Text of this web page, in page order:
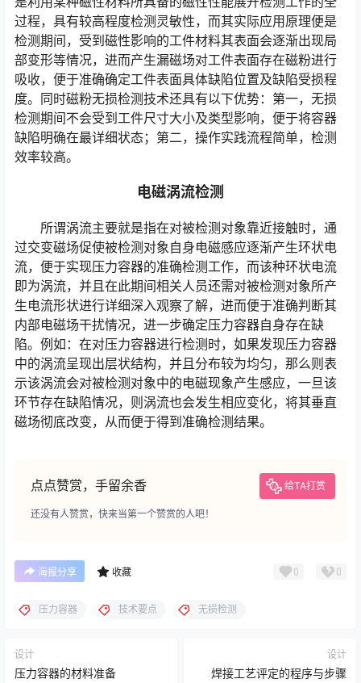
过程，具有较高程度检测灵敏性，而其实际应用原理便是
检测期间，受到磁性影响的工件材料其表面会逐渐出现局
部变形等情况，进而产生漏磁场对工件表面存在磁粉进行
吸收，便于准确确定工件表面具体缺陷位置及缺陷受损程
度。同时磁粉无损检测技术还具有以下优势：第一，无损
检测期间不会受到工件尺寸大小及类型影响，便于将容器
缺陷明确在最详细状态；第二，操作实践流程简单，检测
效率较高。
电磁涡流检测
所谓涡流主要就是指在对被检测对象靠近接触时，通
过交变磁场促使被检测对象自身电磁感应逐渐产生环状电
流，便于实现压力容器的准确检测工作，而该种环状电流
即为涡流，并且在此期间相关人员还需对被检测对象所产
生电流形状进行详细深入观察了解，进而便于准确判断其
内部电磁场干扰情况，进一步确定压力容器自身存在缺
陷。例如：在对压力容器进行检测时，如果发现压力容器
中的涡流呈现出层状结构，并且分布较为均匀，那么则表
示该涡流会对被检测对象中的电磁现象产生感应，一旦该
环节存在缺陷情况，则涡流也会发生相应变化，将其垂直
磁场彻底改变，从而便于得到准确检测结果。
点点赞赏，手留余香 给TA打赏
还没有人赞赏，快来当第一个赞赏的人吧！
海报分享 收藏 0 0
压力容器 技术要点 无损检测
设计
压力容器的材料准备
设计
焊接工艺评定的程序与步骤